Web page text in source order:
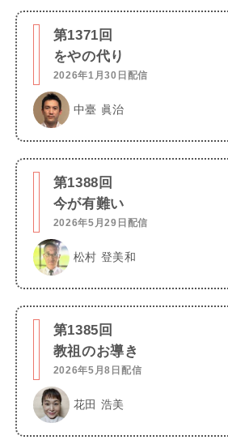
第1371回
をやの代り
2026年1月30日配信
中臺 眞治
第1388回
今が有難い
2026年5月29日配信
松村 登美和
第1385回
教祖のお導き
2026年5月8日配信
花田 浩美